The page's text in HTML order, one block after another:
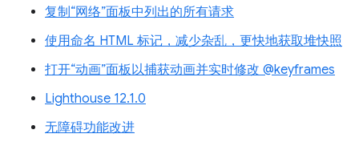
复制“网络”面板中列出的所有请求
使用命名 HTML 标记，减少杂乱，更快地获取堆快照
打开“动画”面板以捕获动画并实时修改 @keyframes
Lighthouse 12.1.0
无障碍功能改进